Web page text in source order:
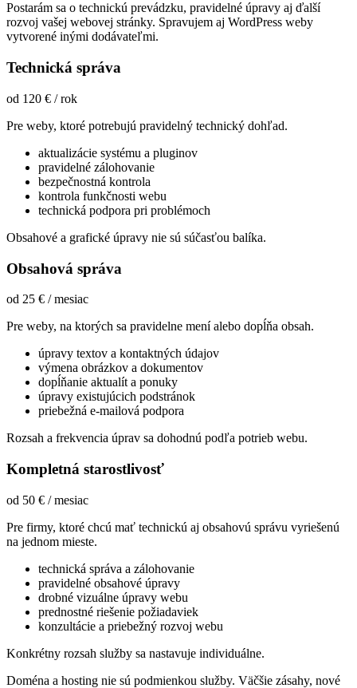
Postarám sa o technickú prevádzku, pravidelné úpravy aj ďalší
rozvoj vašej webovej stránky. Spravujem aj WordPress weby
vytvorené inými dodávateľmi.
Technická správa
od 120 € / rok
Pre weby, ktoré potrebujú pravidelný technický dohľad.
aktualizácie systému a pluginov
pravidelné zálohovanie
bezpečnostná kontrola
kontrola funkčnosti webu
technická podpora pri problémoch
Obsahové a grafické úpravy nie sú súčasťou balíka.
Obsahová správa
od 25 € / mesiac
Pre weby, na ktorých sa pravidelne mení alebo dopĺňa obsah.
úpravy textov a kontaktných údajov
výmena obrázkov a dokumentov
dopĺňanie aktualít a ponuky
úpravy existujúcich podstránok
priebežná e-mailová podpora
Rozsah a frekvencia úprav sa dohodnú podľa potrieb webu.
Kompletná starostlivosť
od 50 € / mesiac
Pre firmy, ktoré chcú mať technickú aj obsahovú správu vyriešenú
na jednom mieste.
technická správa a zálohovanie
pravidelné obsahové úpravy
drobné vizuálne úpravy webu
prednostné riešenie požiadaviek
konzultácie a priebežný rozvoj webu
Konkrétny rozsah služby sa nastavuje individuálne.
Doména a hosting nie sú podmienkou služby. Väčšie zásahy, nové